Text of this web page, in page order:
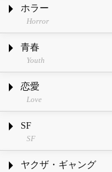
ホラー
Horror
青春
Youth
恋愛
Love
SF
SF
ヤクザ・ギャング